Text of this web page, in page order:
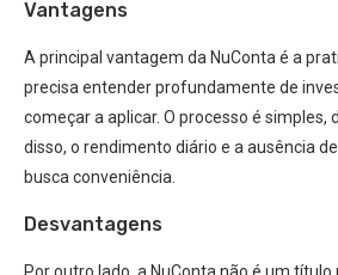
Vantagens
A principal vantagem da NuConta é a
precisa entender profundamente de
começar a aplicar. O processo é simples,
disso, o rendimento diário e a ausência
busca conveniência.
Desvantagens